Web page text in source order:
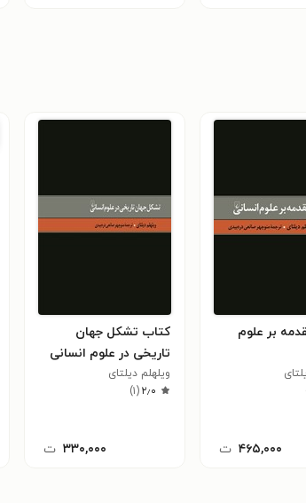
بر علوم
۴۶۵,۰۰۰ ت
کتاب تشکل جهان
تاریخی در علوم انسانی
ویلهلم دیلتای
۲٫۰(۱)
۳۳۰,۰۰۰ ت